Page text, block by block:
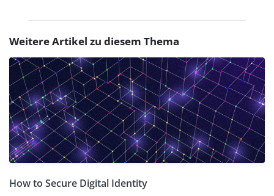
Weitere Artikel zu diesem Thema
How to Secure Digital Identity